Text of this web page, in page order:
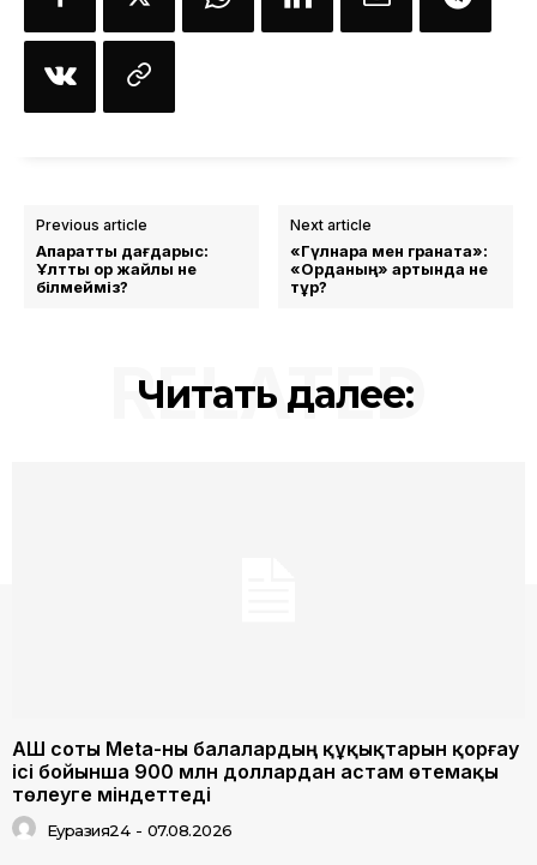
Previous article
Ақпараттық дағдарыс:
Ұлттық қор жайлы не
білмейміз?
Next article
«Гүлнара мен граната»:
«Орданың» артында не
тұр?
Читать далее:
RELATED
АҚШ соты Meta-ны балалардың құқықтарын қорғау
ісі бойынша 900 млн доллардан астам өтемақы
төлеуге міндеттеді
Еуразия24 - 07.08.2026